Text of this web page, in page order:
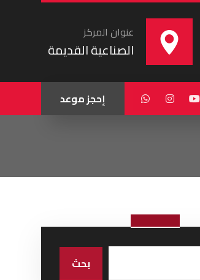
عنوان المركز
الصناعية القديمة
إحجز موعد